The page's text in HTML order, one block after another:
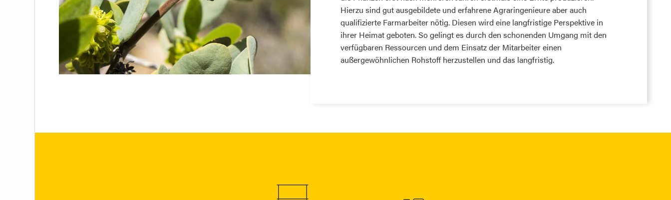
Hierzu sind gut ausgebildete und erfahrene Agraringenieure aber auch
qualifizierte Farmarbeiter nötig. Diesen wird eine langfristige Perspektive in
ihrer Heimat geboten. So gelingt es durch den schonenden Umgang mit den
verfügbaren Ressourcen und dem Einsatz der Mitarbeiter einen
außergewöhnlichen Rohstoff herzustellen und das langfristig.